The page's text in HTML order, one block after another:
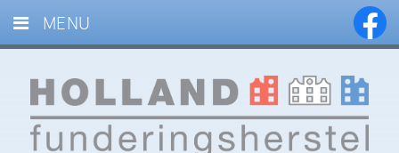
MENU
DIENSTEN
PROJECTEN